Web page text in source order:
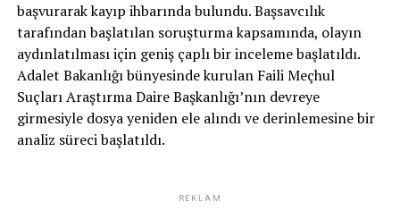
başvurarak kayıp ihbarında bulundu. Başsavcılık
tarafından başlatılan soruşturma kapsamında, olayın
aydınlatılması için geniş çaplı bir inceleme başlatıldı.
Adalet Bakanlığı bünyesinde kurulan Faili Meçhul
Suçları Araştırma Daire Başkanlığı’nın devreye
girmesiyle dosya yeniden ele alındı ve derinlemesine bir
analiz süreci başlatıldı.
REKLAM